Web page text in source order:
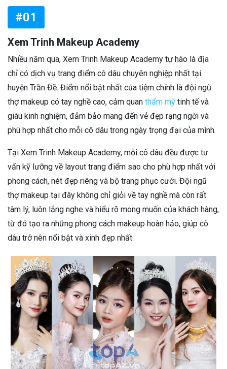
#01
Xem Trinh Makeup Academy
Nhiều năm qua, Xem Trinh Makeup Academy tự hào là địa
chỉ có dịch vụ trang điểm cô dâu chuyên nghiệp nhất tại
huyện Trần Đề. Điểm nổi bật nhất của tiệm chính là đội ngũ
thợ makeup có tay nghề cao, cảm quan thẩm mỹ tinh tế và
giàu kinh nghiệm, đảm bảo mang đến vẻ đẹp rạng ngời và
phù hợp nhất cho mỗi cô dâu trong ngày trọng đại của mình.
Tại Xem Trinh Makeup Academy, mỗi cô dâu đều được tư
vấn kỹ lưỡng về layout trang điểm sao cho phù hợp nhất với
phong cách, nét đẹp riêng và bộ trang phục cưới. Đội ngũ
thợ makeup tại đây không chỉ giỏi về tay nghề mà còn rất
tâm lý, luôn lắng nghe và hiểu rõ mong muốn của khách hàng,
từ đó tạo ra những phong cách makeup hoàn hảo, giúp cô
dâu trở nên nổi bật và xinh đẹp nhất.